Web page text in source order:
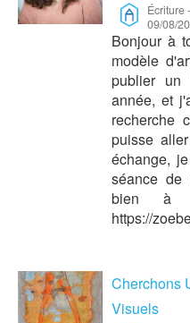
Écriture-
09/08/
Bonjour à
modèle
publier un
année, et
recherche
puisse
échange,
séance de
bien à
https://
Cherchons
Visuels